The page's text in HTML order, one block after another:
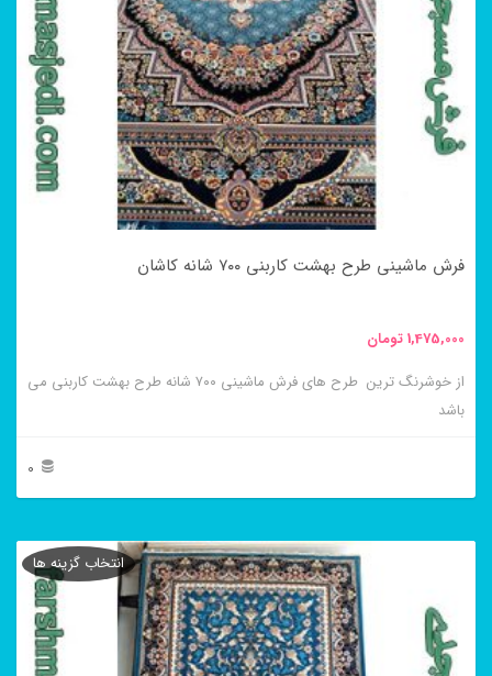
فرش ماشینی طرح بهشت کاربنی ۷۰۰ شانه کاشان
1,475,000تومان
از خوشرنگ ترین طرح های فرش ماشینی ۷۰۰ شانه طرح بهشت کاربنی می
باشد
0
محصول
مختلفی
انتخاب گزینه ها